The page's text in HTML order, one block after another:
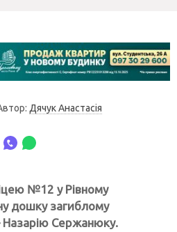
Дячук Анастасія
№12 у Рівному
дошку загиблому
Назарію Сержанюку.